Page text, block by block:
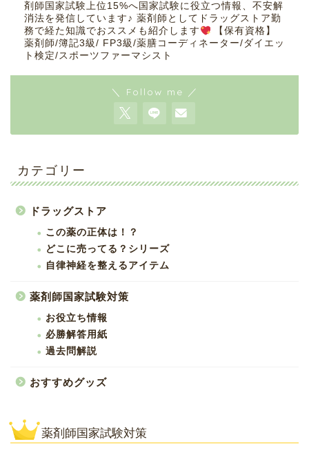
剤師国家試験上位15%へ国家試験に役立つ情報、不安解
消法を発信しています♪ 薬剤師としてドラッグストア勤
務で経た知識でおススメも紹介します
【保有資格】
薬剤師/簿記3級/ FP3級/薬膳コーディネーター/ダイエッ
ト検定/スポーツファーマシスト
＼ Follow me ／
カテゴリー
ドラッグストア
この薬の正体は！？
どこに売ってる？シリーズ
自律神経を整えるアイテム
薬剤師国家試験対策
お役立ち情報
必勝解答用紙
過去問解説
おすすめグッズ
薬剤師国家試験対策